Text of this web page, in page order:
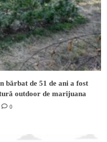
bărbat de 51 de ani a fost
outdoor de marijuana
0